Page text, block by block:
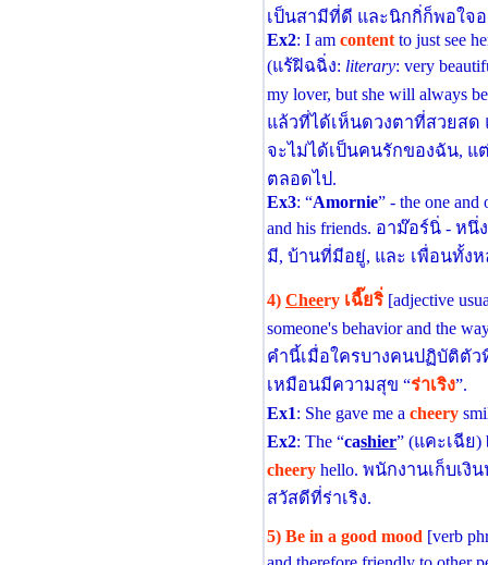
เป็นสามีที่ดี และนิกกิ่ก็พอใจ
Ex2: I am contentto just see
(แร้ฝิฉฉิ่ง: literary: very
my lover, but she will always
แล้วที่ได้เห็นดวงตาที่สวยส
จะไม่ได้เป็นคนรักของฉัน,
ตลอดไป.
Ex3: “Amornie” - the one
and his friends. อาม๊อร์นิ่ -
มี, บ้านที่มีอยู่, และ เพื่อนทั้ง
4) Cheery เฉี๊ยริ่ [adjective
someone's behavior and the
คํานี้เมื่อใครบางคนปฏิบัติตั
เหมือนมีความสุข “ร่าเริง”.
Ex1: She gave me a cheery
Ex2: The “cashier” (แคะเฉีย)
cheery hello. พนักงานเก็บเงิ
สวัสดีที่ร่าเริง.
5) Be in a good mood [verb